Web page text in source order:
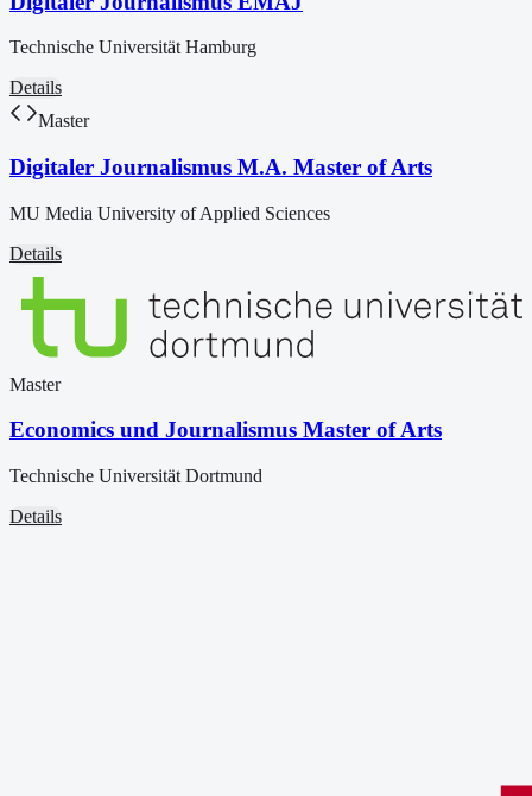
Technische Universität Hamburg
Details
Master
Digitaler Journalismus M.A. Master of Arts
MU Media University of Applied Sciences
Details
Master
Economics und Journalismus Master of Arts
Technische Universität Dortmund
Details